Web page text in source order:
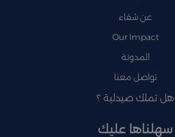
عن شفاء
Our Impact
المدونة
تواصل معنا
هل تملك صيدلية ؟
سهلناها عليك